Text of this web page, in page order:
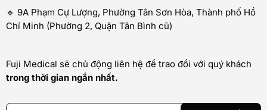
🔹 9A Phạm Cự Lượng, Phường Tân Sơn Hòa, Thành phố Hồ
Chí Minh (Phường 2, Quận Tân Bình cũ)
Fuji Medical sẽ chủ động liên hệ để trao đổi với quý khách
trong thời gian ngắn nhất.